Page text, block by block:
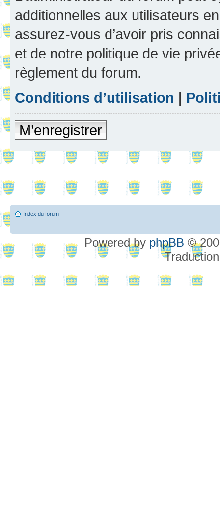
additionnelles aux utilisateurs
assurez-vous d’avoir pris
et de notre politique de vie
règlement du forum.
Conditions d’utilisation |
M’enregistrer
Index du forum
Powered by phpBB ©